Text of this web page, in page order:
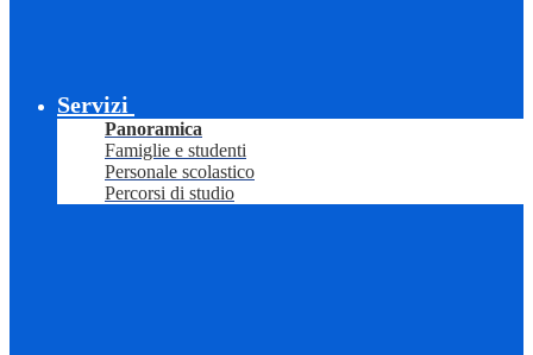
Servizi
Panoramica
Famiglie e studenti
Personale scolastico
Percorsi di studio